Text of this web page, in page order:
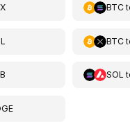
BTC
BTC
SOL